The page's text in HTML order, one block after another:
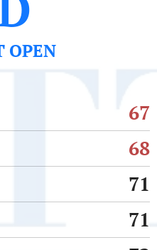
OPEN
67
68
71
71